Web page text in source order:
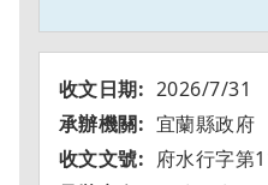
2026/7/31
宜蘭縣政府
府水行字第